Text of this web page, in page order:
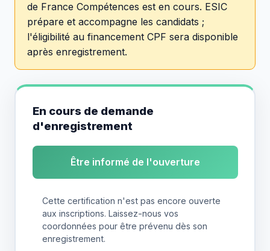
de France Compétences est en cours. ESIC
prépare et accompagne les candidats ;
l'éligibilité au financement CPF sera disponible
après enregistrement.
En cours de demande
d'enregistrement
Être informé de l'ouverture
Cette certification n'est pas encore ouverte
aux inscriptions. Laissez-nous vos
coordonnées pour être prévenu dès son
enregistrement.